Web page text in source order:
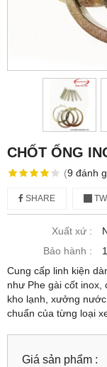
CHỐT ỐNG
(9 đánh
SHARE
Xuất xứ :
Bảo hành :
Cung cấp linh kiện
như Phe gài cốt inox,
kho lạnh, xưởng
chuẩn của từng loại
Giá sản phẩm :